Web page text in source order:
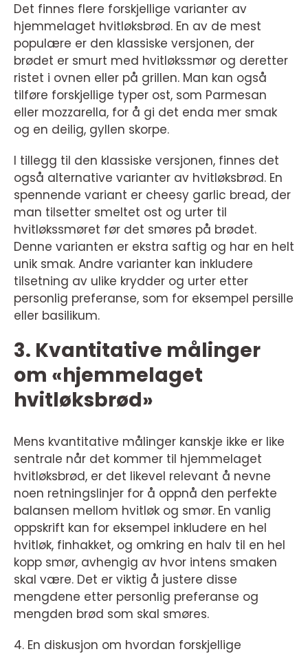
Det finnes flere forskjellige varianter av
hjemmelaget hvitløksbrød. En av de mest
populære er den klassiske versjonen, der
brødet er smurt med hvitløkssmør og deretter
ristet i ovnen eller på grillen. Man kan også
tilføre forskjellige typer ost, som Parmesan
eller mozzarella, for å gi det enda mer smak
og en deilig, gyllen skorpe.
I tillegg til den klassiske versjonen, finnes det
også alternative varianter av hvitløksbrød. En
spennende variant er cheesy garlic bread, der
man tilsetter smeltet ost og urter til
hvitløkssmøret før det smøres på brødet.
Denne varianten er ekstra saftig og har en helt
unik smak. Andre varianter kan inkludere
tilsetning av ulike krydder og urter etter
personlig preferanse, som for eksempel persille
eller basilikum.
3. Kvantitative målinger
om «hjemmelaget
hvitløksbrød»
Mens kvantitative målinger kanskje ikke er like
sentrale når det kommer til hjemmelaget
hvitløksbrød, er det likevel relevant å nevne
noen retningslinjer for å oppnå den perfekte
balansen mellom hvitløk og smør. En vanlig
oppskrift kan for eksempel inkludere en hel
hvitløk, finhakket, og omkring en halv til en hel
kopp smør, avhengig av hvor intens smaken
skal være. Det er viktig å justere disse
mengdene etter personlig preferanse og
mengden brød som skal smøres.
4. En diskusjon om hvordan forskjellige